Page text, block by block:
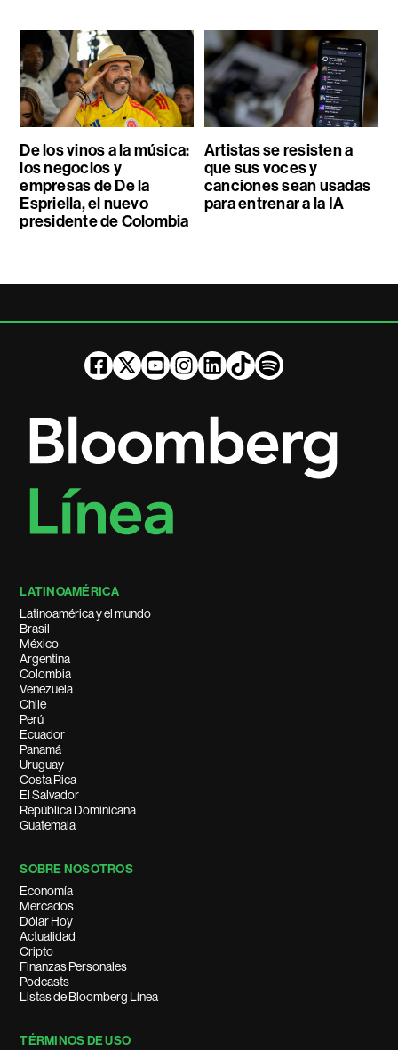
De los vinos a la música:
los negocios y
empresas de De la
Espriella, el nuevo
presidente de Colombia
Artistas se resisten a
que sus voces y
canciones sean usadas
para entrenar a la IA
LATINOAMÉRICA
Latinoamérica y el mundo
Brasil
México
Argentina
Colombia
Venezuela
Chile
Perú
Ecuador
Panamá
Uruguay
Costa Rica
El Salvador
República Dominicana
Guatemala
SOBRE NOSOTROS
Economía
Mercados
Dólar Hoy
Actualidad
Cripto
Finanzas Personales
Podcasts
Listas de Bloomberg Línea
TÉRMINOS DE USO